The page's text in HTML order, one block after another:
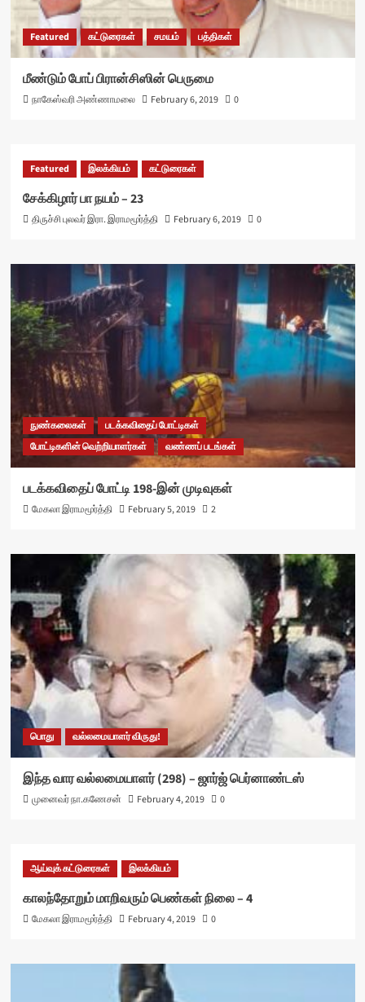
Featured கட்டுரைகள் சமயம் பத்திகள்
மீண்டும் போப் பிரான்சிஸின் பெருமை
நாகேஸ்வரி அண்ணாமலை February 6, 2019 0
Featured இலக்கியம் கட்டுரைகள்
சேக்கிழார் பா நயம் – 23
திருச்சி புலவர் இரா. இராமமூர்த்தி February 6, 2019 0
நுண்கலைகள்
படக்கவிதைப் போட்டிகள்
போட்டிகளின் வெற்றியாளர்கள்
வண்ணப் படங்கள்
படக்கவிதைப் போட்டி 198-இன் முடிவுகள்
மேகலா இராமமூர்த்தி February 5, 2019 2
பொது வல்லமையாளர் விருது!
இந்த வார வல்லமையாளர் (298) – ஜார்ஜ் பெர்னாண்டஸ்
முனைவர் நா.கணேசன் February 4, 2019 0
ஆய்வுக் கட்டுரைகள் இலக்கியம்
காலந்தோறும் மாறிவரும் பெண்கள் நிலை – 4
மேகலா இராமமூர்த்தி February 4, 2019 0